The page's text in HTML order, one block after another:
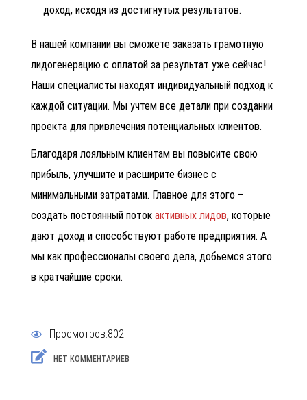
доход, исходя из достигнутых результатов.
В нашей компании вы сможете заказать грамотную
лидогенерацию с оплатой за результат уже сейчас!
Наши специалисты находят индивидуальный подход к
каждой ситуации. Мы учтем все детали при создании
проекта для привлечения потенциальных клиентов.
Благодаря лояльным клиентам вы повысите свою
прибыль, улучшите и расширите бизнес с
минимальными затратами. Главное для этого –
создать постоянный поток активных лидов, которые
дают доход и способствуют работе предприятия. А
мы как профессионалы своего дела, добьемся этого
в кратчайшие сроки.
Просмотров:802
НЕТ КОММЕНТАРИЕВ